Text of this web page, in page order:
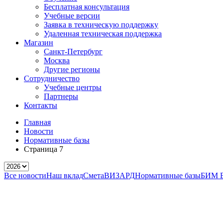
Бесплатная консультация
Учебные версии
Заявка в техническую поддержку
Удаленная техническая поддержка
Магазин
Санкт-Петербург
Москва
Другие регионы
Сотрудничество
Учебные центры
Партнеры
Контакты
Главная
Новости
Нормативные базы
Страница 7
Все новостиНаш вкладСметаВИЗАРДНормативные базыБИМ